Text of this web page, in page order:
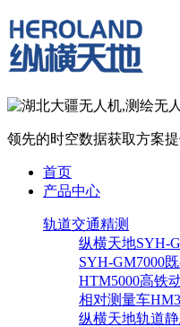
领先的时空数据获取方案
首页
产品中心
轨道交通精测
纵横天地SYH-
SYH-GM7000
HTM5000高铁
相对测量车
纵横天地轨道